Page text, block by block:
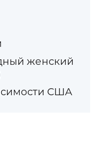
женский
США